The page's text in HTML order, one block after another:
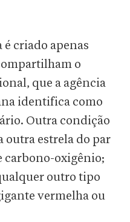
é criado apenas
o
que a agência
identifica como
Outra condição
outra estrela do par
carbono-oxigênio;
outro tipo
vermelha ou